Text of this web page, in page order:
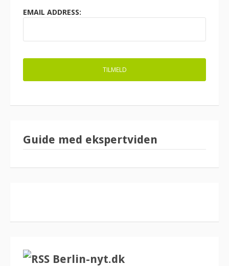
EMAIL ADDRESS:
Guide med ekspertviden
Berlin-nyt.dk